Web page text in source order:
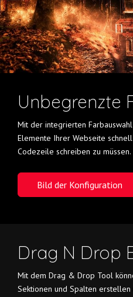
Unbegrenzte
Mit der integrierten
Elemente Ihrer Webseite
Codezeile schreiben zu müssen.
Bild der Konfiguration
Drag N Drop
Mit dem Drag & Drop Tool
Sektionen und Spalten